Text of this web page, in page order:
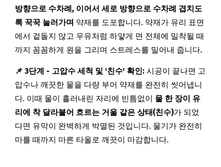
방향으로 수차례, 이어서 세로 방향으로 수차례 겹치도
록 꾹꾹 눌러가며 약재를 도포합니다. 약재가 유리 표면
에서 겉돌지 않고 우유처럼 하얗게 면 전체에 밀착될 때
까지 꼼꼼하게 원을 그리며 스트레스를 밀어내 줍니다.
📌 3단계 - 고압수 세척 및 '친수' 확인: 시공이 끝나면 고
압수나 깨끗한 물을 다량 부어 약재를 완전히 씻어냅니
다. 이때 물이 흘러내린 자리에 빈틈없이 물 한 장이 유
리에 착 달라붙어 흐르는 거울 같은 상태(친수)가 되었
다면 유막이 완벽하게 박멸된 것입니다. 물기가 완전히
마를 때까지 마른 타올로 깨끗이 마감합니다.